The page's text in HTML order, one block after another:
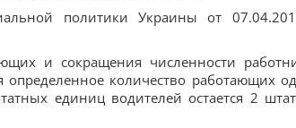
политики Украины от
и сокращения численности
определенное количество работающих
единиц водителей остается 2